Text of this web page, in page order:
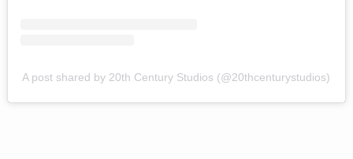
A post shared by 20th Century Studios (@20thcenturystudios)